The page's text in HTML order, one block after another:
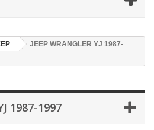
JEEP WRANGLER YJ 1987-
1987-1997